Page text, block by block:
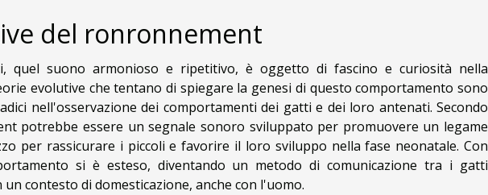
del ronronnement
quel suono armonioso e ripetitivo, è oggetto di fascino e curiosità nella
evolutive che tentano di spiegare la genesi di questo comportamento sono
nell'osservazione dei comportamenti dei gatti e dei loro antenati. Secondo
potrebbe essere un segnale sonoro sviluppato per promuovere un legame
per rassicurare i piccoli e favorire il loro sviluppo nella fase neonatale. Con
si è esteso, diventando un metodo di comunicazione tra i gatti
contesto di domesticazione, anche con l'uomo.